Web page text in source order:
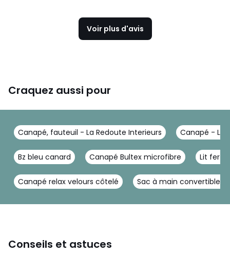
Voir plus d'avis
Craquez aussi pour
Canapé, fauteuil - La Redoute Interieurs Canapé - La
Bz bleu canard Canapé Bultex microfibre Lit fer
Canapé relax velours côtelé Sac à main convertible
Conseils et astuces